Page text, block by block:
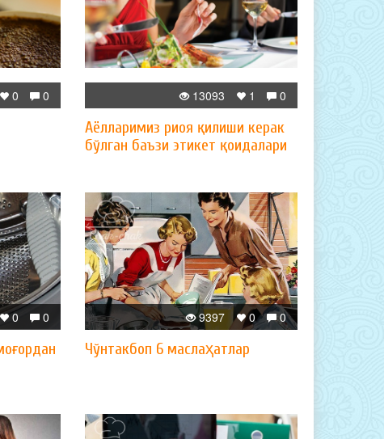
0
0 0
1
13093
Аёлларимиз риоя қилиши керак
бўлган баъзи этикет қоидалари
0
0 0
0
9397
Чўнтакбоп 6 маслаҳатлар